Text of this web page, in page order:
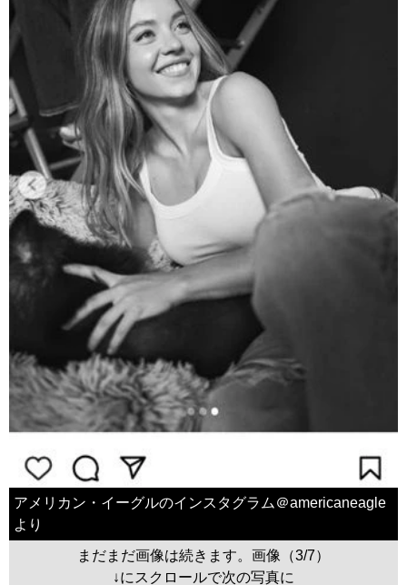
アメリカン・イーグルのインスタグラム＠americaneagle
より
まだまだ画像は続きます。画像（3/7）
↓にスクロールで次の写真に